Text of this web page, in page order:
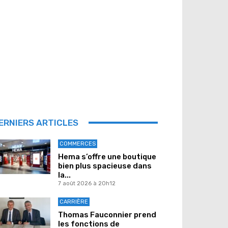
ARTICLES
COMMERCES
Hema s’offre une boutique
bien plus spacieuse dans
la...
7 août 2026 à 20h12
CARRIÈRE
Thomas Fauconnier prend
les fonctions de